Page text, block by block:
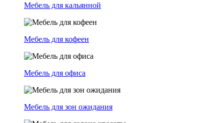
Мебель для кальянной
Мебель для кофеен
Мебель для офиса
Мебель для зон ожидания